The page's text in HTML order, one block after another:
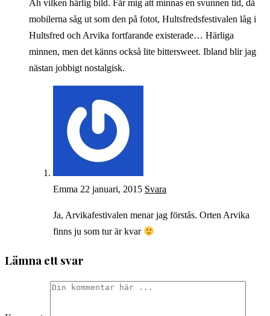
Åh vilken härlig bild. Får mig att minnas en svunnen tid, då
mobilerna såg ut som den på fotot, Hultsfredsfestivalen låg i
Hultsfred och Arvika fortfarande existerade… Härliga
minnen, men det känns också lite bittersweet. Ibland blir jag
nästan jobbigt nostalgisk.
Emma 22 januari, 2015 Svara
Ja, Arvikafestivalen menar jag förstås. Orten Arvika
finns ju som tur är kvar
Lämna ett svar